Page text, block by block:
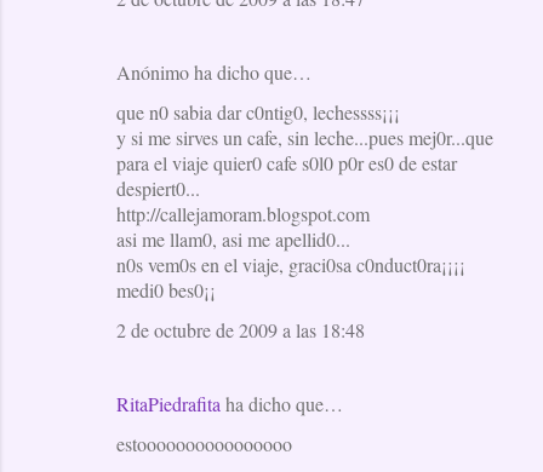
Anónimo ha dicho que…
que n0 sabia dar c0ntig0, lechessss¡¡¡
y si me sirves un cafe, sin leche...pues mej0r...que
para el viaje quier0 cafe s0l0 p0r es0 de estar
despiert0...
http://callejamoram.blogspot.com
asi me llam0, asi me apellid0...
n0s vem0s en el viaje, graci0sa c0nduct0ra¡¡¡¡
medi0 bes0¡¡
2 de octubre de 2009 a las 18:48
RitaPiedrafita ha dicho que…
estoooooooooooooooo